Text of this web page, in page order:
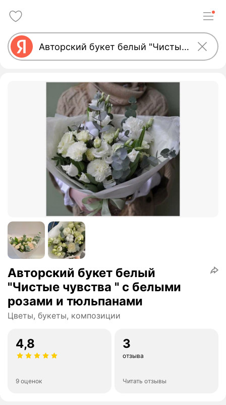
Авторский букет белый
"Чистые чувства " с белыми
розами и тюльпанами
Цветы, букеты, композиции
4,8
9 оценок
3
отзыва
Читать отзывы